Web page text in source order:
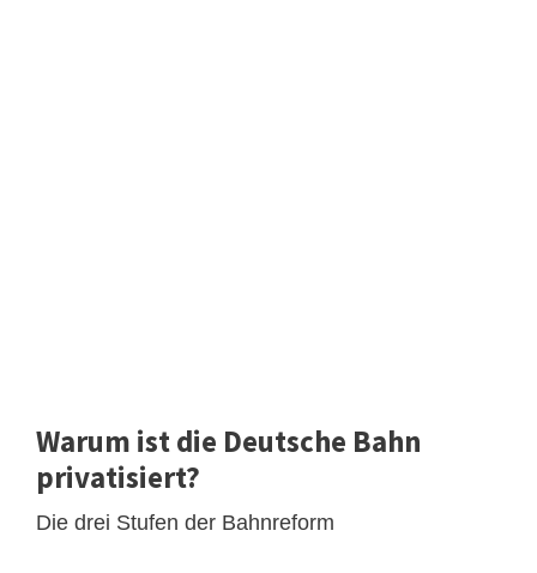
Warum ist die Deutsche Bahn
privatisiert?
Die drei Stufen der Bahnreform